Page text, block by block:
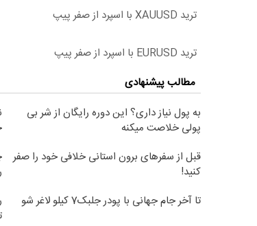
ترید XAUUSD با اسپرد از صفر پیپ
ترید EURUSD با اسپرد از صفر پیپ
مطالب پیشنهادی
به پول نیاز داری؟ این دوره رایگان از شر بی
پولی خلاصت میکنه
قبل از سفرهای برون استانی خلافی خود را صفر
کنید!
تا آخر جام جهانی با پودر جلبک7 کیلو لاغر شو